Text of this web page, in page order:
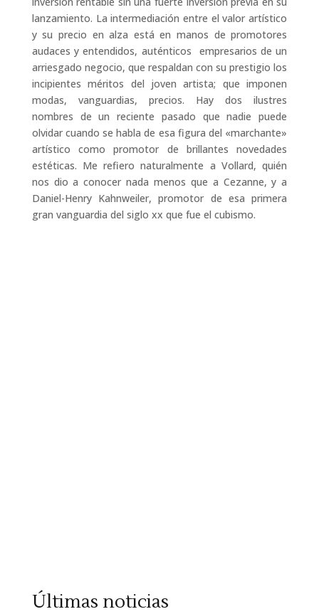
lanzamiento. La intermediación entre el valor artístico
y su precio en alza está en manos de promotores
audaces y entendidos, auténticos empresarios de un
arriesgado negocio, que respaldan con su prestigio los
incipientes méritos del joven artista; que imponen
modas, vanguardias, precios. Hay dos ilustres
nombres de un reciente pasado que nadie puede
olvidar cuando se habla de esa figura del «marchante»
artístico como promotor de brillantes novedades
estéticas. Me refiero naturalmente a Vollard, quién
nos dio a conocer nada menos que a Cezanne, y a
Daniel-Henry Kahnweiler, promotor de esa primera
gran vanguardia del siglo xx que fue el cubismo.
Últimas noticias